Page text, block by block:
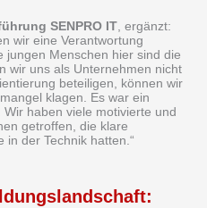
SENPRO IT, ergänzt:
wir eine Verantwortung
jungen Menschen hier sind die
wir uns als Unternehmen nicht
beteiligen, können wir
klagen. Es war ein
haben viele motivierte und
getroffen, die klare
in der Technik hatten.“